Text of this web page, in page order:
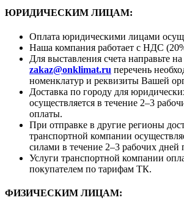
ЮРИДИЧЕСКИМ ЛИЦАМ:
Оплата юридическими лицами
Наша компания работает с НДС
Для выставления счета направьте
zakaz@onklimat.ru перечень
номенклатур и реквизиты Вашей
Доставка по городу для
осуществляется в течение 2–3
оплаты.
При отправке в другие регионы
транспортной компании
силами в течение 2–3 рабочих дней
Услуги транспортной компании
покупателем по тарифам ТК.
ФИЗИЧЕСКИМ ЛИЦАМ: